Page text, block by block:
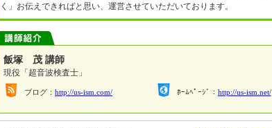
く」お伝えできればと思い、運営させていただいております。
飯塚 茂 講師
現役「超音波検査士」
ブログ： http://us-ism.com/ ﾎｰﾑﾍﾟｰｼﾞ： http://us-ism.net/